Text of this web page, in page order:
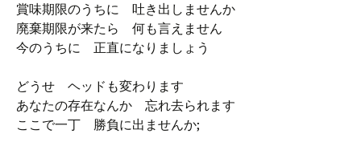
賞味期限のうちに 吐き出しませんか
廃棄期限が来たら 何も言えません
今のうちに 正直になりましょう
どうせ ヘッドも変わります
あなたの存在なんか 忘れ去られます
ここで一丁 勝負に出ませんか;